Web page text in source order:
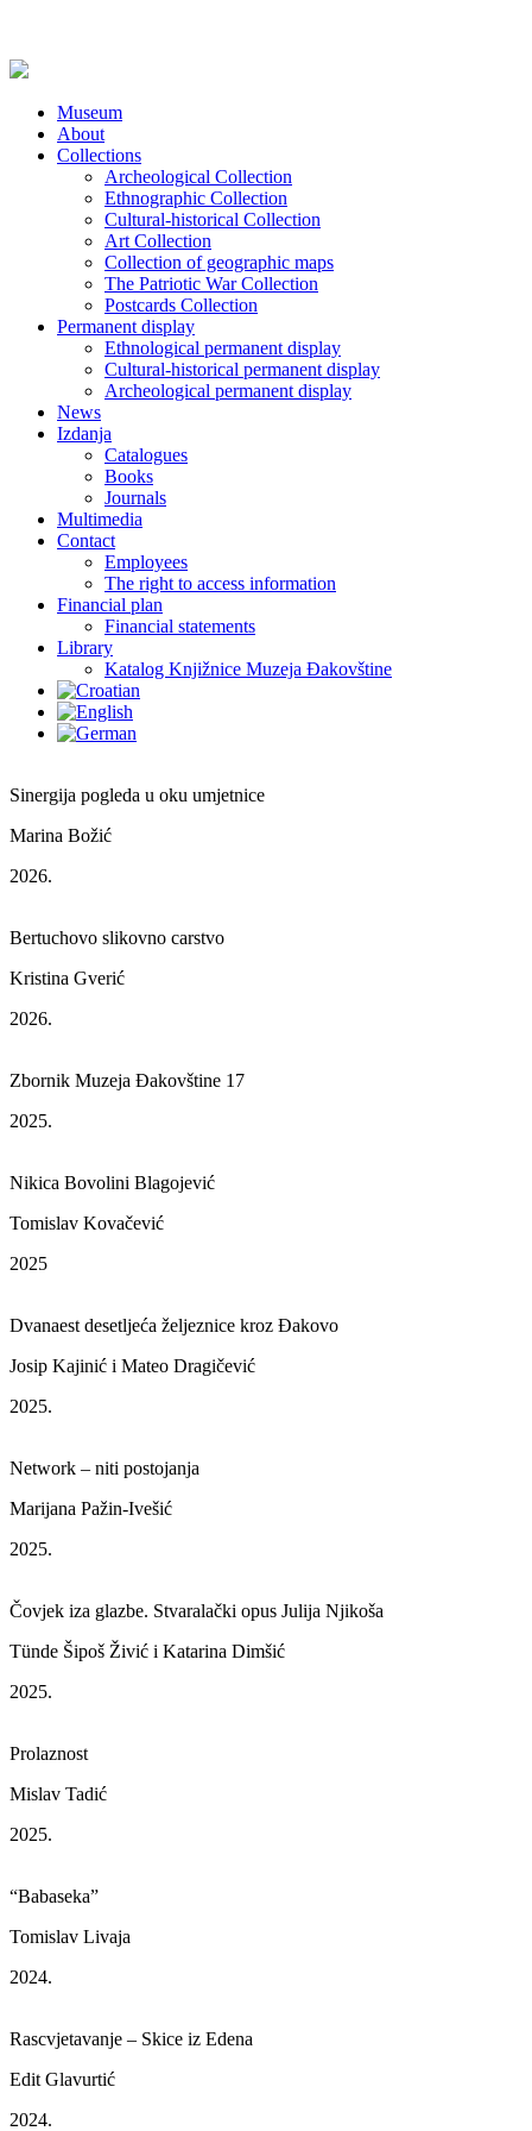
Museum
About
Collections
Archeological Collection
Ethnographic Collection
Cultural-historical Collection
Art Collection
Collection of geographic maps
The Patriotic War Collection
Postcards Collection
Permanent display
Ethnological permanent display
Cultural-historical permanent display
Archeological permanent display
News
Izdanja
Catalogues
Books
Journals
Multimedia
Contact
Employees
The right to access information
Financial plan
Financial statements
Library
Katalog Knjižnice Muzeja Đakovštine
Sinergija pogleda u oku umjetnice
Marina Božić
2026.
Bertuchovo slikovno carstvo
Kristina Gverić
2026.
Zbornik Muzeja Đakovštine 17
2025.
Nikica Bovolini Blagojević
Tomislav Kovačević
2025
Dvanaest desetljeća željeznice kroz Đakovo
Josip Kajinić i Mateo Dragičević
2025.
Network – niti postojanja
Marijana Pažin-Ivešić
2025.
Čovjek iza glazbe. Stvaralački opus Julija Njikoša
Tünde Šipoš Živić i Katarina Dimšić
2025.
Prolaznost
Mislav Tadić
2025.
“Babaseka”
Tomislav Livaja
2024.
Rascvjetavanje – Skice iz Edena
Edit Glavurtić
2024.